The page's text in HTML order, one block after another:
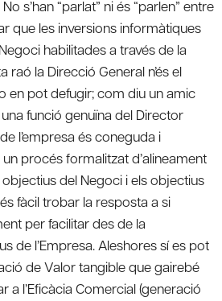
s’han “parlat” ni és “parlen” entre
que les inversions informàtiques
habilitades a través de la
raó la Direcció General n’és el
en pot defugir; com diu un amic
una funció genuïna del Director
l’empresa és coneguda i
procés formalitzat d’alineament
del Negoci i els objectius
fàcil trobar la resposta a si
per facilitar des de la
de l’Empresa. Aleshores sí es pot
de Valor tangible que gairebé
a l’Eficàcia Comercial (generació